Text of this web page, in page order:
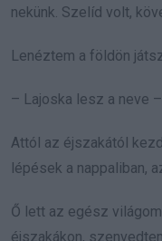
nekünk. Szelíd volt,
Lenéztem a földön
– Lajoska lesz a neve
Attól az éjszakától
lépések a nappaliban,
Ő lett az egész
éjszakákon,